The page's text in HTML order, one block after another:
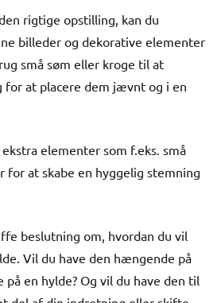
rigtige opstilling, kan du
billeder og dekorative elementer
små søm eller kroge til at
for at placere dem jævnt og i en
elementer som f.eks. små
at skabe en hyggelig stemning
beslutning om, hvordan du vil
Vil du have den hængende på
en hylde? Og vil du have den til